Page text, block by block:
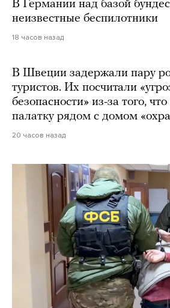
В Германии над базой
неизвестные беспилотники
18 часов назад
В Швеции задержали пару
туристов. Их посчитали
безопасности» из-за того,
палатку рядом с домом
20 часов назад